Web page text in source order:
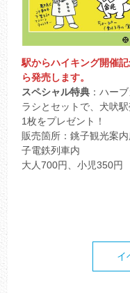
駅からハイキング開催
ら発売します。
スペシャル特典 ：ハー
ラシとセットで、犬吠
1枚をプレゼント！
販売箇所：銚子観光案
子電鉄列車内
大人700円、小児350円
イ